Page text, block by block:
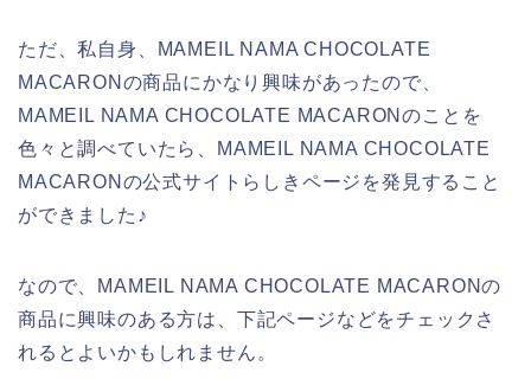
ただ、私自身、MAMEIL NAMA CHOCOLATE
MACARONの商品にかなり興味があったので、
MAMEIL NAMA CHOCOLATE MACARONのことを
色々と調べていたら、MAMEIL NAMA CHOCOLATE
MACARONの公式サイトらしきページを発見すること
ができました♪
なので、MAMEIL NAMA CHOCOLATE MACARONの
商品に興味のある方は、下記ページなどをチェックさ
れるとよいかもしれません。